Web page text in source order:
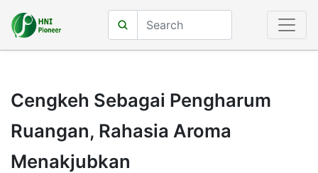
Cengkeh Sebagai Pengharum
Ruangan, Rahasia Aroma
Menakjubkan